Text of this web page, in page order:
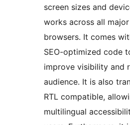
screen sizes and
works across all
browsers. It comes
SEO-optimized code
improve visibility and
audience. It is also
RTL compatible,
multilingual